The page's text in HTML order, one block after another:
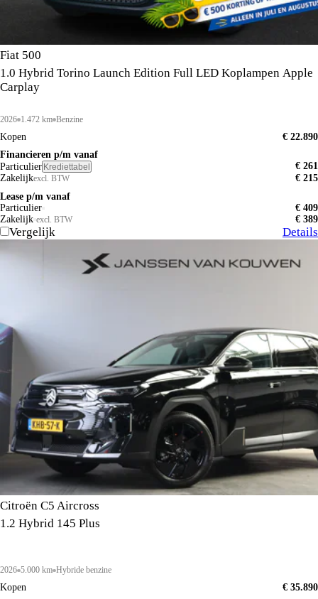
Fiat 500
1.0 Hybrid Torino Launch Edition Full LED Koplampen Apple
Carplay
2026 1.472 km Benzine
Kopen
€ 22.890
Financieren p/m vanaf
Particulier Krediettabel
€ 261
Zakelijkexcl. BTW
€ 215
Lease p/m vanaf
Particulier
€ 409
Zakelijk excl. BTW € 389
Vergelijk Details
Citroën C5 Aircross
1.2 Hybrid 145 Plus
2026 5.000 km Hybride benzine
Kopen
€ 35.890